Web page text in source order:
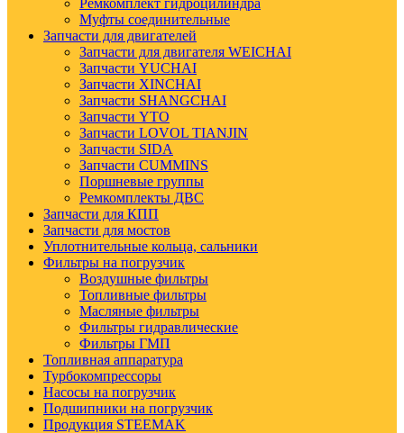
Ремкомплект гидроцилиндра
Муфты соединительные
Запчасти для двигателей
Запчасти для двигателя WEICHAI
Запчасти YUCHAI
Запчасти XINCHAI
Запчасти SHANGCHAI
Запчасти YTO
Запчасти LOVOL TIANJIN
Запчасти SIDA
Запчасти CUMMINS
Поршневые группы
Ремкомплекты ДВС
Запчасти для КПП
Запчасти для мостов
Уплотнительные кольца, сальники
Фильтры на погрузчик
Воздушные фильтры
Топливные фильтры
Масляные фильтры
Фильтры гидравлические
Фильтры ГМП
Топливная аппаратура
Турбокомпрессоры
Насосы на погрузчик
Подшипники на погрузчик
Продукция STEEMAK